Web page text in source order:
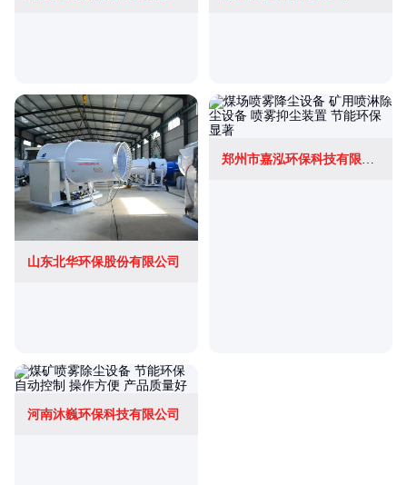
山东北华环保股份有限公司
河南沐巍环保科技有限公司